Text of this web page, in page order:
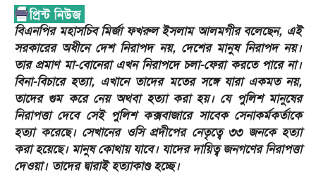
বিএনপির মহাসচিব মির্জা ফখরুল ইসলাম আলমগীর বলেছেন, এই
সরকারের অধীনে দেশ নিরাপদ নয়, দেশের মানুষ নিরাপদ নয়।
তার প্রমাণ মা-বোনেরা এখন নিরাপদে চলা-ফেরা করতে পারে না।
বিনা-বিচারে হত্যা, এখানে তাদের মতের সঙ্গে যারা একমত নয়,
তাদের গুম করে নেয় অথবা হত্যা করা হয়। যে পুলিশ মানুষের
নিরাপত্তা দেবে সেই পুলিশ কক্সবাজারে সাবেক সেনাকর্মকর্তাকে
হত্যা করেছে। সেখানের ওসি প্রদীপের নেতৃত্বে ৩৩ জনকে হত্যা
করা হয়েছে। মানুষ কোথায় যাবে। যাদের দায়িত্ব জনগণের নিরাপত্তা
দেওয়া। তাদের দ্বারাই হত্যাকাণ্ড হচ্ছে।